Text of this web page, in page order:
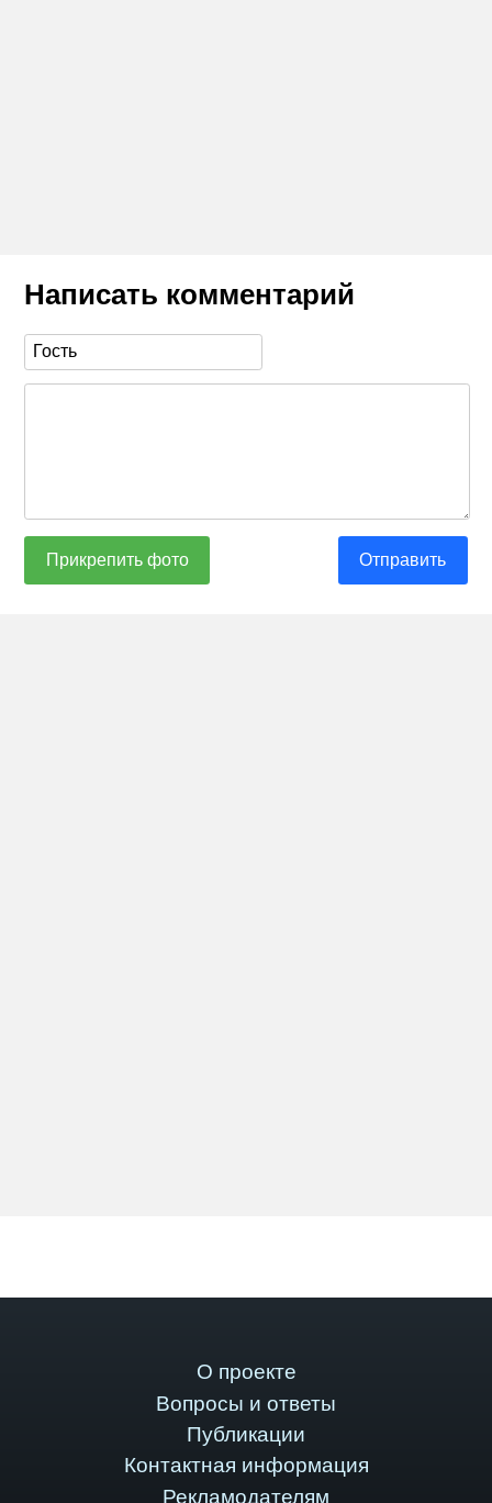
Написать комментарий
Прикрепить фото Отправить
О проекте
Вопросы и ответы
Публикации
Контактная информация
Рекламодателям